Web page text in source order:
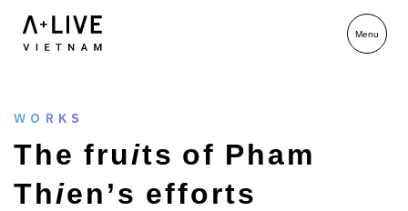
WORKS
The fruits of Pham
Thien’s efforts